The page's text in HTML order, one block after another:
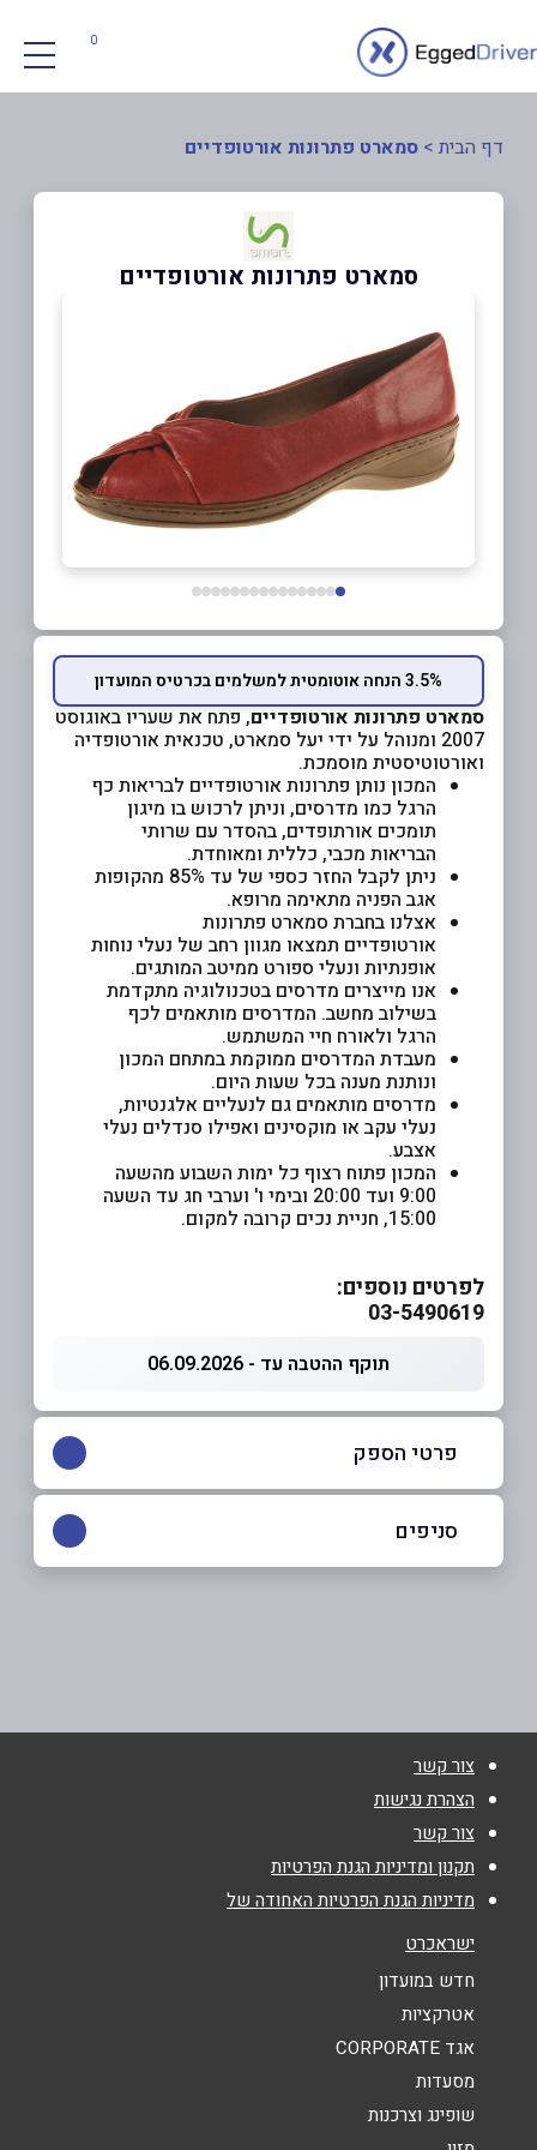
0
דף הבית > סמארט פתרונות אורטופדיים
סמארט פתרונות אורטופדיים
3.5% הנחה אוטומטית למשלמים בכרטיס המועדון
סמארט פתרונות אורטופדיים, פתח את שעריו באוגוסט
2007 ומנוהל על ידי יעל סמארט, טכנאית אורטופדיה
ואורטוטיסטית מוסמכת.
המכון נותן פתרונות אורטופדיים לבריאות כף
הרגל כמו מדרסים, וניתן לרכוש בו מיגון
תומכים אורתופדים, בהסדר עם שרותי
הבריאות מכבי, כללית ומאוחדת.
ניתן לקבל החזר כספי של עד 85% מהקופות
אגב הפניה מתאימה מרופא.
אצלנו בחברת סמארט פתרונות
אורטופדיים תמצאו מגוון רחב של נעלי נוחות
אופנתיות ונעלי ספורט ממיטב המותגים.
אנו מייצרים מדרסים בטכנולוגיה מתקדמת
בשילוב מחשב. המדרסים מותאמים לכף
הרגל ולאורח חיי המשתמש.
מעבדת המדרסים ממוקמת במתחם המכון
ונותנת מענה בכל שעות היום.
מדרסים מותאמים גם לנעליים אלגנטיות,
נעלי עקב או מוקסינים ואפילו סנדלים נעלי
אצבע.
המכון פתוח רצוף כל ימות השבוע מהשעה
9:00 ועד 20:00 ובימי ו' וערבי חג עד השעה
15:00, חניית נכים קרובה למקום.
לפרטים נוספים:
03-5490619
תוקף ההטבה עד - 06.09.2026
פרטי הספק
נושא*
אנא חזרו אלי בקשר ל...
סניפים
צור קשר
הצהרת נגישות
צור קשר
תקנון ומדיניות הגנת הפרטיות
מדיניות הגנת הפרטיות האחודה של
ישראכרט
חדש במועדון
אטרקציות
אגד CORPORATE
מסעדות
שופינג וצרכנות